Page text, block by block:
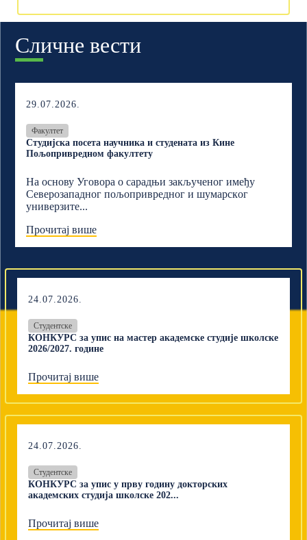
Сличне вести
29.07.2026.
Факултет
Студијска посета научника и студената из Кине
Пољопривредном факултету
На основу Уговора о сарадњи закљученог имеђу
Северозападног пољопривредног и шумарскoг
универзите...
Прочитај више
24.07.2026.
Студентске
КОНКУРС за упис на мастер академске студије школске
2026/2027. године
Прочитај више
24.07.2026.
Студентске
КОНКУРС за упис у прву годину докторских
академских студија школске 202...
Прочитај више